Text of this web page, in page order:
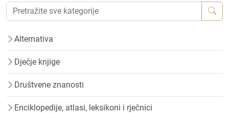
Alternativa
Dječje knjige
Društvene znanosti
Enciklopedije, atlasi, leksikoni i rječnici